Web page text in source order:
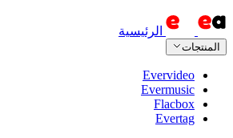
الرئيسية
المنتجات
Evervideo
Evermusic
Flacbox
Evertag